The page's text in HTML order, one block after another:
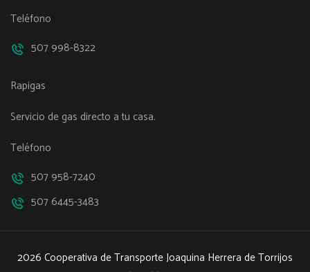
Teléfono
507 998-8322
Rapigas
Servicio de gas directo a tu casa.
Teléfono
507 958-7240
507 6445-3483
2026 Cooperativa de Transporte Joaquina Herrera de Torrijos